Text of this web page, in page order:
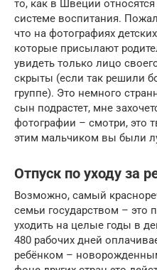
то, как в Швеции
системе воспитания.
что на фотографиях
которые присылают
увидеть только лицо
скрыты (если так решили
группе). Это немного
сын подрастет, мне
фотографии – смотри, это
этим мальчиком вы были
Отпуск по уходу за
Возможно, самый
семьи государством – это
уходить на целые годы в
480 рабочих дней
ребёнком –